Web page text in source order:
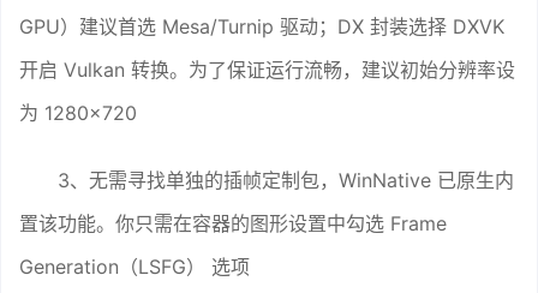
GPU）建议首选 Mesa/Turnip 驱动；DX 封装选择 DXVK
开启 Vulkan 转换。为了保证运行流畅，建议初始分辨率设
为 1280×720
3、无需寻找单独的插帧定制包，WinNative 已原生内
置该功能。你只需在容器的图形设置中勾选 Frame
Generation（LSFG） 选项